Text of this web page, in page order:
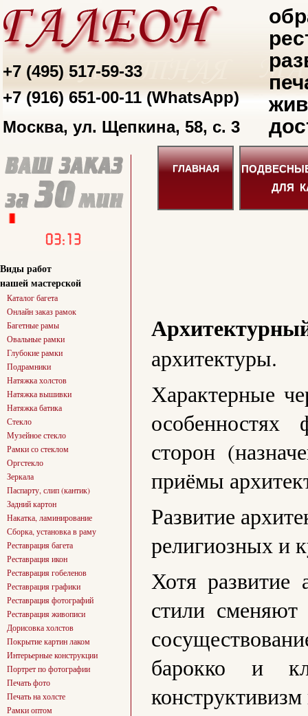
+7 (495) 517-59-33
+7 (916) 651-00-11 (WhatsApp)
Москва, ул. Щепкина, 58, с. 3
Виды работ
нашей мастерской
Каталог багета
Онлайн заказ рамок
Багетные рамы
Овальные рамки
Глубокие рамки
Подрамники
Натяжка холстов
Натяжка вышивки
Натяжка батика
Стекло
Музейное стекло
Рамки со стеклом
Оргстекло
Зеркала
Паспарту, слип (кантик)
Задний картон
Накатка, ламинирование
Сборка, установка в раму
Реставрация багета
Реставрация икон
Реставрация гобеленов
Реставрация графики
Реставрация фотографий
Реставрация живописи
Дорисовка холстов
Покрытие картин лаком
Интерьерные конструкции
Портрет по фотографии
Печать фото
Печать на холсте
Рамки оптом
ГЛАВНАЯ
ДЛЯ
архитектуры.
Характерные
особенностях
сторон
приёмы
Развитие
религиозных и
Хотя развитие
стили сменяют
барокко и